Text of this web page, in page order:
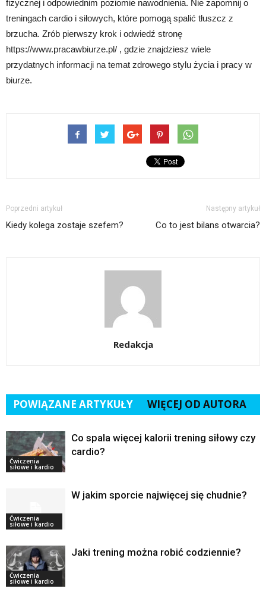
fizycznej i odpowiednim poziomie nawodnienia. Nie zapomnij o
treningach cardio i siłowych, które pomogą spalić tłuszcz z
brzucha. Zrób pierwszy krok i odwiedź stronę
https://www.pracawbiurze.pl/ , gdzie znajdziesz wiele
przydatnych informacji na temat zdrowego stylu życia i pracy w
biurze.
Poprzedni artykuł
Kiedy kolega zostaje szefem?
Następny artykuł
Co to jest bilans otwarcia?
Redakcja
POWIĄZANE ARTYKUŁY WIĘCEJ OD AUTORA
Ćwiczenia
siłowe i kardio
Co spala więcej kalorii trening siłowy czy
cardio?
Ćwiczenia
siłowe i kardio
W jakim sporcie najwięcej się chudnie?
Ćwiczenia
siłowe i kardio
Jaki trening można robić codziennie?